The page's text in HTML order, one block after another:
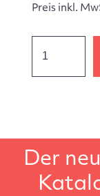
Preis inkl.
Der